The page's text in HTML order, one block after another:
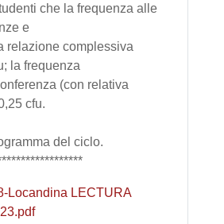
che la frequenza alle
e
relazione complessiva
la frequenza
(con relativa
cfu.
del ciclo.
Locandina LECTURA